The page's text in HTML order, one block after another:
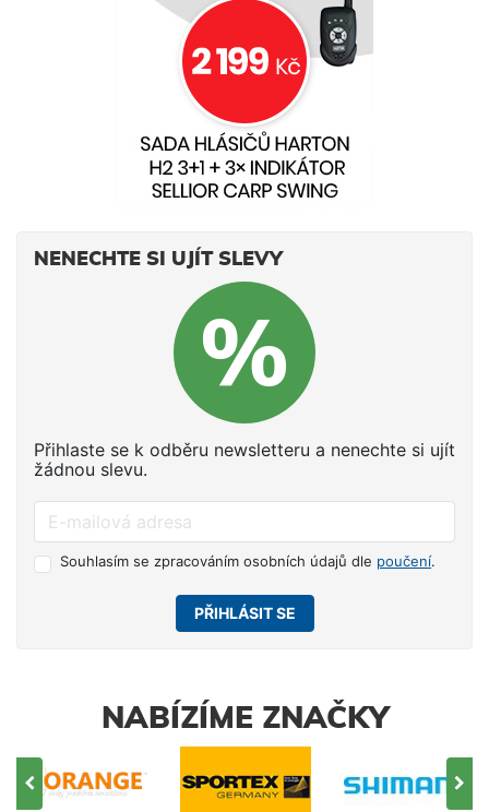
NENECHTE SI UJÍT SLEVY
Přihlaste se k odběru newsletteru a nenechte si ujít
žádnou slevu.
Souhlasím se zpracováním osobních údajů dle poučení.
PŘIHLÁSIT SE
NABÍZÍME ZNAČKY